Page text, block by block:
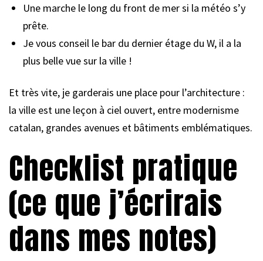
Une marche le long du front de mer si la météo s’y
prête.
Je vous conseil le bar du dernier étage du W, il a la
plus belle vue sur la ville !
Et très vite, je garderais une place pour l’architecture :
la ville est une leçon à ciel ouvert, entre modernisme
catalan, grandes avenues et bâtiments emblématiques.
Checklist pratique
(ce que j’écrirais
dans mes notes)